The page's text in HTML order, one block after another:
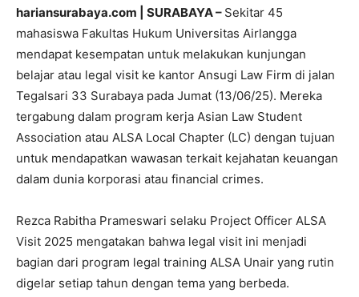
hariansurabaya.com | SURABAYA – Sekitar 45
mahasiswa Fakultas Hukum Universitas Airlangga
mendapat kesempatan untuk melakukan kunjungan
belajar atau legal visit ke kantor Ansugi Law Firm di jalan
Tegalsari 33 Surabaya pada Jumat (13/06/25). Mereka
tergabung dalam program kerja Asian Law Student
Association atau ALSA Local Chapter (LC) dengan tujuan
untuk mendapatkan wawasan terkait kejahatan keuangan
dalam dunia korporasi atau financial crimes.
Rezca Rabitha Prameswari selaku Project Officer ALSA
Visit 2025 mengatakan bahwa legal visit ini menjadi
bagian dari program legal training ALSA Unair yang rutin
digelar setiap tahun dengan tema yang berbeda.